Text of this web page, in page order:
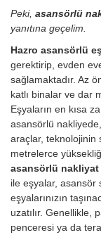
Peki, asansörlü
yanıtına geçelim.
Hazro asansörlü
gerektirip, evden
sağlamaktadır. Az
katlı binalar ve dar
Eşyaların en kısa
asansörlü
araçlar, teknolojinin
metrelerce
asansörlü nakliyat
ile eşyalar, asansör
eşyalarınızın
uzatılır. Genellikle,
penceresi ya da